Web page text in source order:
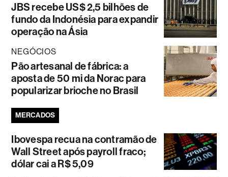
JBS recebe US$ 2,5 bilhões de
fundo da Indonésia para expandir
operação na Ásia
NEGÓCIOS
Pão artesanal de fábrica: a
aposta de 50 mi da Norac para
popularizar brioche no Brasil
MERCADOS
Ibovespa recua na contramão de
Wall Street após payroll fraco;
dólar cai a R$ 5,09